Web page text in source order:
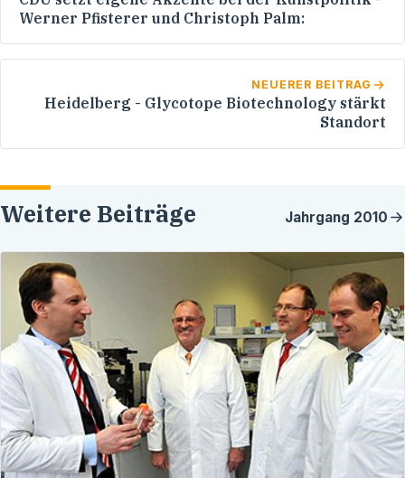
Werner Pfisterer und Christoph Palm:
NEUERER BEITRAG
Heidelberg - Glycotope Biotechnology stärkt
Standort
Weitere Beiträge Jahrgang 2010